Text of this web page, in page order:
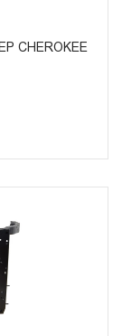
CHEROKEE